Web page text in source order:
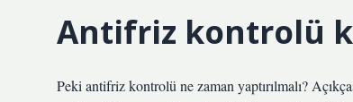
Antifriz kontrolü
Peki antifriz kontrolü ne zaman yaptırılmalı?